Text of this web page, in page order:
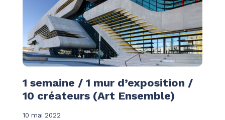
1 semaine / 1 mur d’exposition /
10 créateurs (Art Ensemble)
10 mai 2022